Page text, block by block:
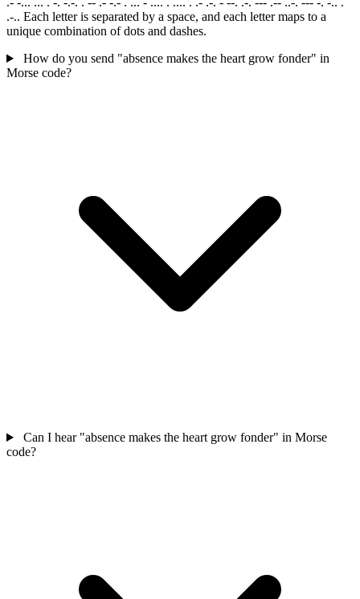
.-.. Each letter is separated by a space, and each letter maps to a
unique combination of dots and dashes.
How do you send "absence makes the heart grow fonder" in
Morse code?
Can I hear "absence makes the heart grow fonder" in Morse
code?